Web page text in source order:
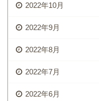
2022年10月
2022年9月
2022年8月
2022年7月
2022年6月